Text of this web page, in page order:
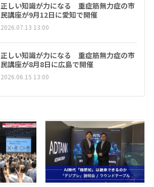
正しい知識が力になる 重症筋無力症の市
民講座が9月12日に愛知で開催
2026.07.13 13:00
正しい知識が力になる 重症筋無力症の市
民講座が8月8日に広島で開催
2026.06.15 13:00